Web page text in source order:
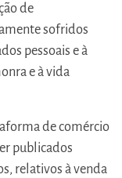
de
sofridos
pessoais e à
e à vida
de comércio
publicados
relativos à venda